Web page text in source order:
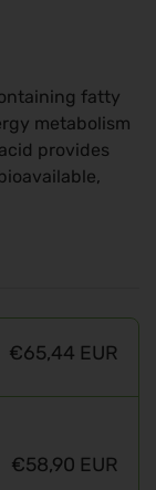
fatty
metabolism
provides
€65,44 EUR
€58,90 EUR